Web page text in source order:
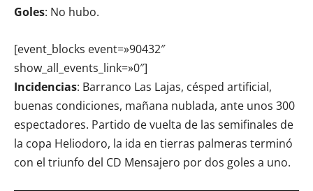
Goles: No hubo.
[event_blocks event=»90432″
show_all_events_link=»0″]
Incidencias: Barranco Las Lajas, césped artificial,
buenas condiciones, mañana nublada, ante unos 300
espectadores. Partido de vuelta de las semifinales de
la copa Heliodoro, la ida en tierras palmeras terminó
con el triunfo del CD Mensajero por dos goles a uno.